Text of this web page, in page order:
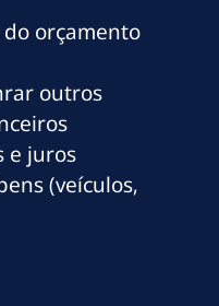
orçamento
outros
e juros
(veículos,